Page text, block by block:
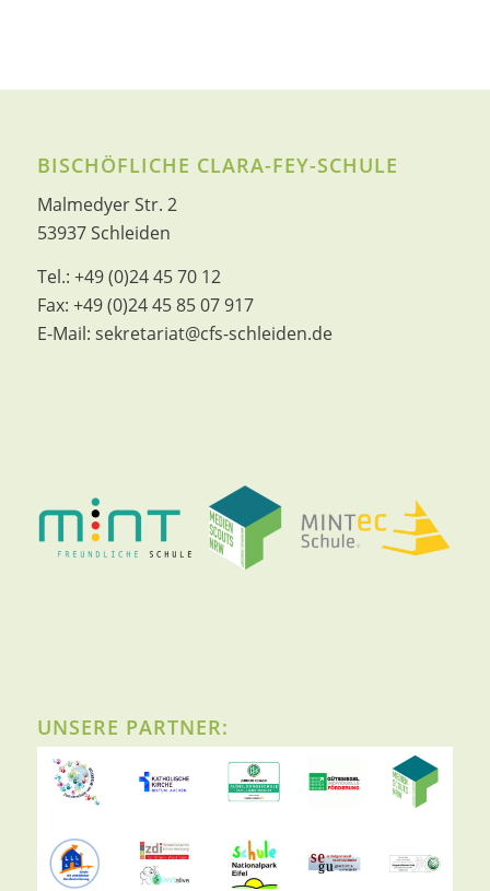
BISCHÖFLICHE CLARA-FEY-SCHULE
Malmedyer Str. 2
53937 Schleiden
Tel.: +49 (0)24 45 70 12
Fax: +49 (0)24 45 85 07 917
E-Mail: sekretariat@cfs-schleiden.de
UNSERE PARTNER: